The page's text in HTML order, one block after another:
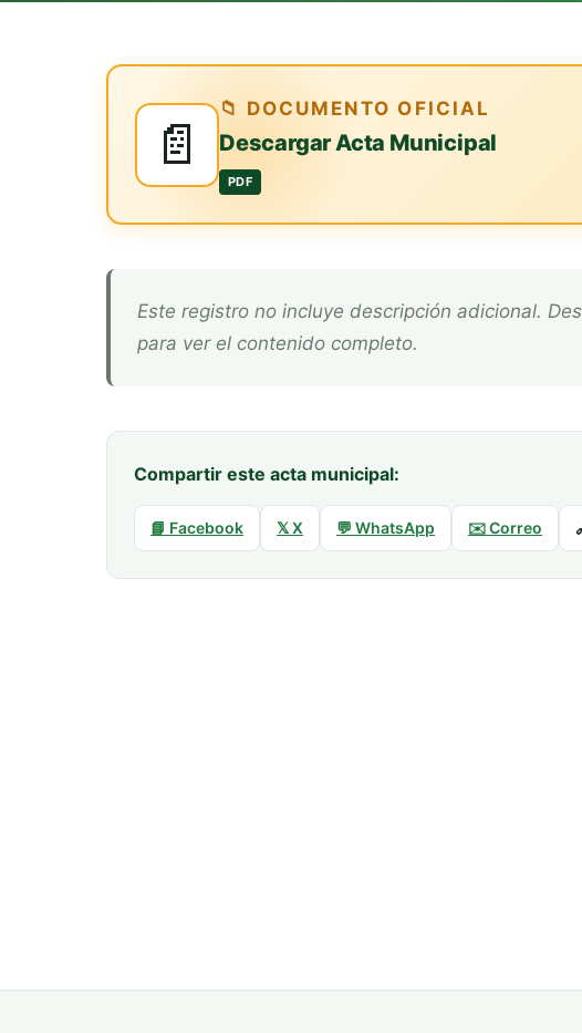
📄
📁 DOCUMENTO OFICIAL
Descargar Acta Municipal
PDF
Este registro no incluye descripción adicional. Descarga el documento oficial arriba
para ver el contenido completo.
Compartir este acta municipal:
📘 Facebook 𝕏 X 💬 WhatsApp ✉️ Correo